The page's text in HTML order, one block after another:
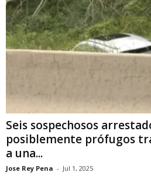
Seis sospechosos
posiblemente prófugos
a una...
Jose Rey Pena - Jul 1, 2025